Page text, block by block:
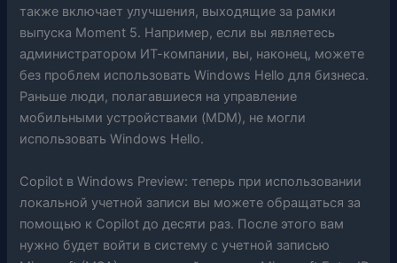
также включает улучшения, выходящие за рамки
выпуска Moment 5. Например, если вы являетесь
администратором ИТ-компании, вы, наконец, можете
без проблем использовать Windows Hello для бизнеса.
Раньше люди, полагавшиеся на управление
мобильными устройствами (MDM), не могли
использовать Windows Hello.
Copilot в Windows Preview: теперь при использовании
локальной учетной записи вы можете обращаться за
помощью к Copilot до десяти раз. После этого вам
нужно будет войти в систему с учетной записью